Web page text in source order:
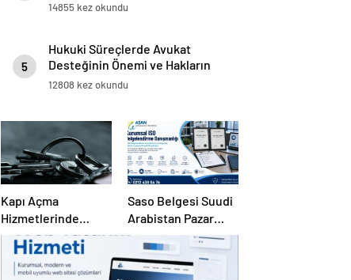
14855 kez okundu
5
Hukuki Süreçlerde Avukat
Desteğinin Önemi ve Hakların
Korunması
12808 kez okundu
Kapı Açma
Hizmetlerinde
Karmaşık Sorunlara
Pratik Çözümler
Saso Belgesi Suudi
Arabistan Pazar
Erişimini Sağlar